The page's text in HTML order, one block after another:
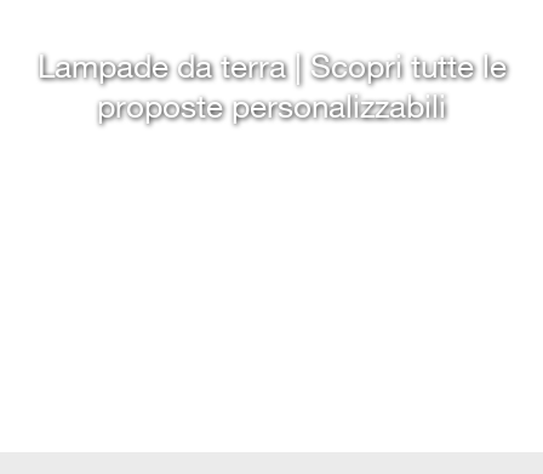
Lampade da terra | Scopri tutte le
proposte personalizzabili